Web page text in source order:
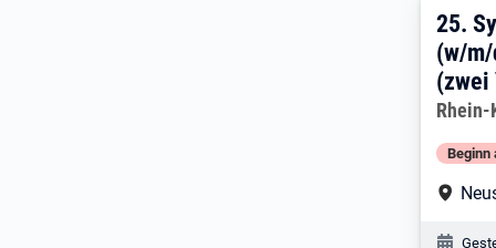
25.
25.
(w/
Rhein-
Beginn